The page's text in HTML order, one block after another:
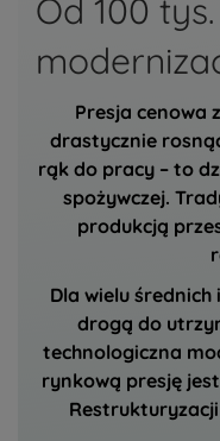
Od 100
Presja cenowa
drastycznie
rąk do pracy – to
spożywczej.
produkcją
Dla wielu średnich
drogą do
technologiczna
rynkową presję